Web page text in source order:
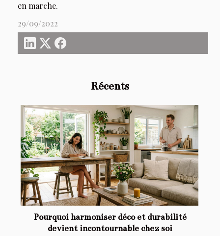
Récents
Pourquoi harmoniser déco et durabilité
devient incontournable chez soi
en marche.
29/09/2022